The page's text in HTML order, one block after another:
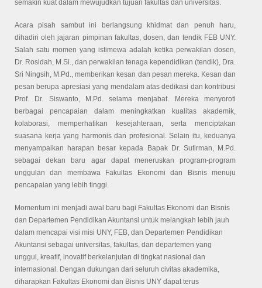
semakin kuat dalam mewujudkan tujuan fakultas dan universitas.
Acara pisah sambut ini berlangsung khidmat dan penuh haru,
dihadiri oleh jajaran pimpinan fakultas, dosen, dan tendik FEB UNY.
Salah satu momen yang istimewa adalah ketika perwakilan dosen,
Dr. Rosidah, M.Si., dan perwakilan tenaga kependidikan (tendik), Dra.
Sri Ningsih, M.Pd., memberikan kesan dan pesan mereka. Kesan dan
pesan berupa apresiasi yang mendalam atas dedikasi dan kontribusi
Prof. Dr. Siswanto, M.Pd. selama menjabat. Mereka menyoroti
berbagai pencapaian dalam meningkatkan kualitas akademik,
kolaborasi, memperhatikan kesejahteraan, serta menciptakan
suasana kerja yang harmonis dan profesional. Selain itu, keduanya
menyampaikan harapan besar kepada Bapak Dr. Sutirman, M.Pd.
sebagai dekan baru agar dapat meneruskan program-program
unggulan dan membawa Fakultas Ekonomi dan Bisnis menuju
pencapaian yang lebih tinggi.
Momentum ini menjadi awal baru bagi Fakultas Ekonomi dan Bisnis
dan Departemen Pendidikan Akuntansi untuk melangkah lebih jauh
dalam mencapai visi misi UNY, FEB, dan Departemen Pendidikan
Akuntansi sebagai universitas, fakultas, dan departemen yang
unggul, kreatif, inovatif berkelanjutan di tingkat nasional dan
internasional. Dengan dukungan dari seluruh civitas akademika,
diharapkan Fakultas Ekonomi dan Bisnis UNY dapat terus